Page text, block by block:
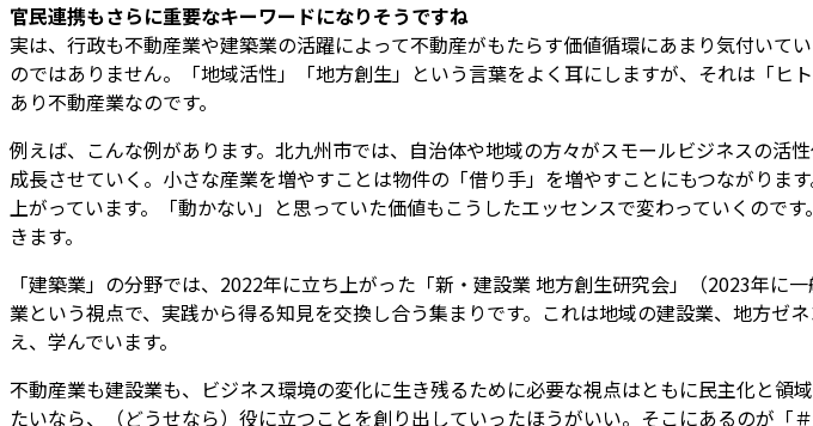
――官民連携もさらに重要なキーワードになりそうですね
実は、行政も不動産業や建築業の活躍によって不動産がもたらす価値循環にあまり気付い
のではありません。「地域活性」「地方創生」という言葉をよく耳にしますが、それは「
あり不動産業なのです。
例えば、こんな例があります。北九州市では、自治体や地域の方々がスモールビジネスの
成長させていく。小さな産業を増やすことは物件の「借り手」を増やすことにもつながり
上がっています。「動かない」と思っていた価値もこうしたエッセンスで変わっていくので
きます。
「建築業」の分野では、2022年に立ち上がった「新・建設業 地方創生研究会」（2023年
業という視点で、実践から得る知見を交換し合う集まりです。これは地域の建設業、地方
え、学んでいます。
不動産業も建設業も、ビジネス環境の変化に生き残るために必要な視点はともに民主化と
たいなら、（どうせなら）役に立つことを創り出していったほうがいい。そこにあるのが